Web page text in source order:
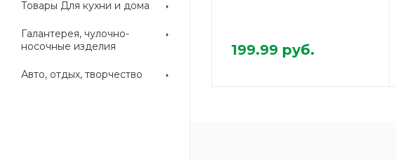
Товары Для кухни и дома
Галантерея, чулочно-
носочные изделия
Авто, отдых, творчество
199.99 руб.